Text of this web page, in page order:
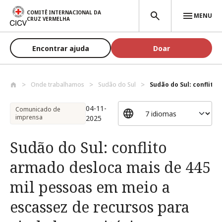
Passar para o conteúdo principal
COMITÊ INTERNACIONAL DA
CRUZ VERMELHA
MENU
Encontrar ajuda Doar
Onde trabalhamos Sudão do Sul Sudão do Sul: conflito
Comunicado de
imprensa
04-11-
2025
Sudão do Sul: conflito
armado desloca mais de 445
mil pessoas em meio a
escassez de recursos para